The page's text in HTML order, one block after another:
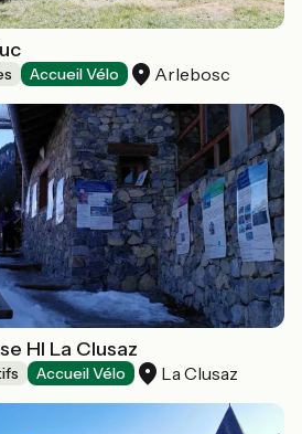
Accueil Vélo Arlebosc
HI La Clusaz
Accueil Vélo La Clusaz